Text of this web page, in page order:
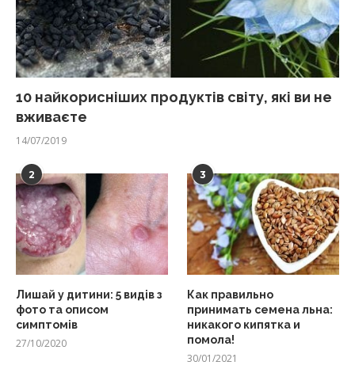
10 найкорисніших продуктів світу, які ви не
вживаєте
14/07/2019
2
Лишай у дитини: 5 видів з
фото та описом
симптомів
27/10/2020
3
Как правильно
принимать семена льна:
никакого кипятка и
помола!
30/01/2021